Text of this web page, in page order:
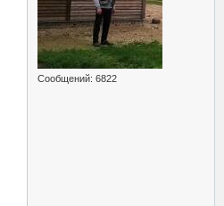
Сообщений: 6822